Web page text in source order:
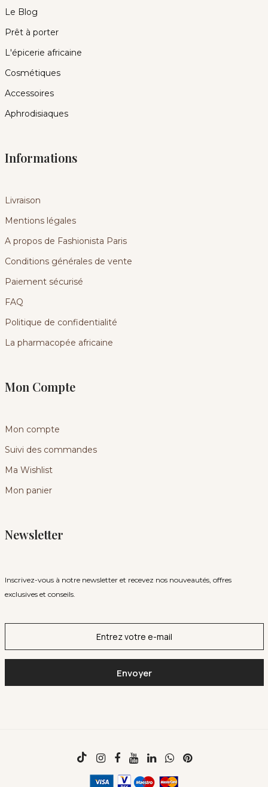
Le Blog
Prêt à porter
L'épicerie africaine
Cosmétiques
Accessoires
Aphrodisiaques
Informations
Livraison
Mentions légales
A propos de Fashionista Paris
Conditions générales de vente
Paiement sécurisé
FAQ
Politique de confidentialité
La pharmacopée africaine
Mon Compte
Mon compte
Suivi des commandes
Ma Wishlist
Mon panier
Newsletter
Inscrivez-vous à notre newsletter et recevez nos nouveautés, offres
exclusives et conseils.